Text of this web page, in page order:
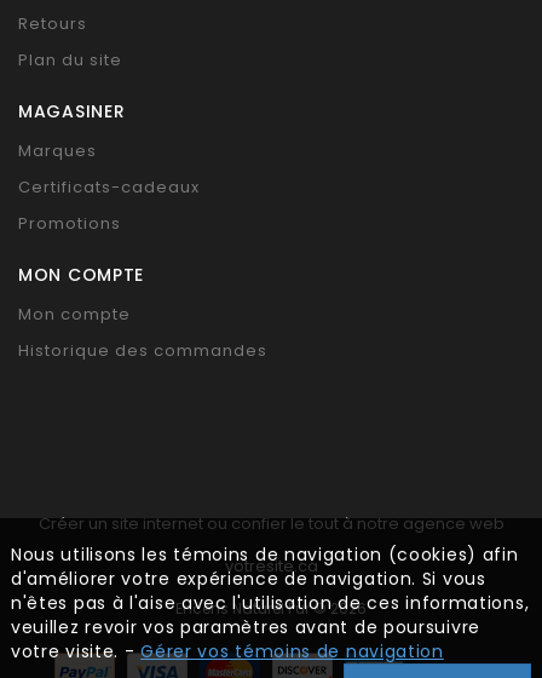
Retours
Plan du site
MAGASINER
Marques
Certificats-cadeaux
Promotions
MON COMPTE
Mon compte
Historique des commandes
Créer un site internet ou confier le tout à notre agence web
votresite.ca
Encens Naturel Pur © 2026
Nous utilisons les témoins de navigation (cookies) afin
d'améliorer votre expérience de navigation. Si vous
n'êtes pas à l'aise avec l'utilisation de ces informations,
veuillez revoir vos paramètres avant de poursuivre
votre visite. -Gérer vos témoins de navigation